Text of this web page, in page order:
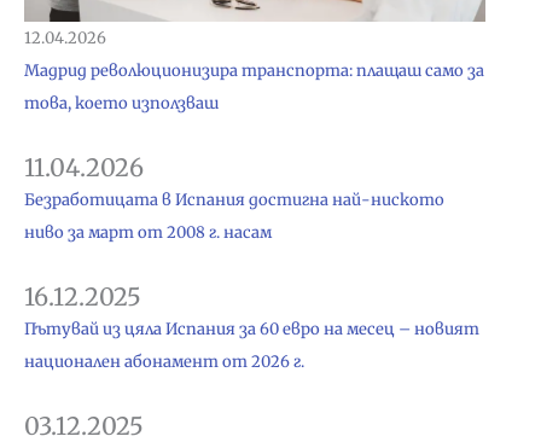
12.04.2026
Мадрид революционизира транспорта: плащаш само за
това, което използваш
11.04.2026
Безработицата в Испания достигна най-ниското
ниво за март от 2008 г. насам
16.12.2025
Пътувай из цяла Испания за 60 евро на месец – новият
национален абонамент от 2026 г.
03.12.2025